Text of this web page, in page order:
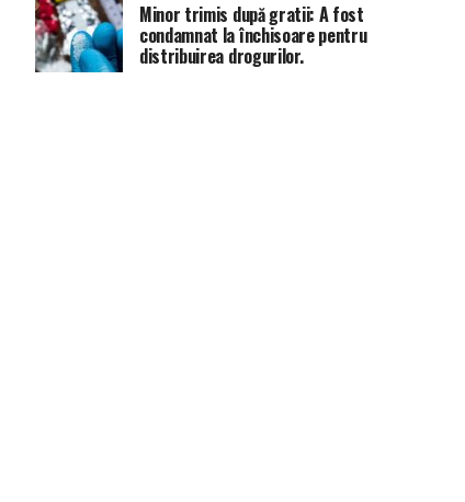
Minor trimis după gratii: A fost
condamnat la închisoare pentru
distribuirea drogurilor.